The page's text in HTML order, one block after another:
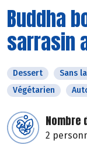
Buddha
sarrasin
Dessert Sans
Végétarien
Nombre
2